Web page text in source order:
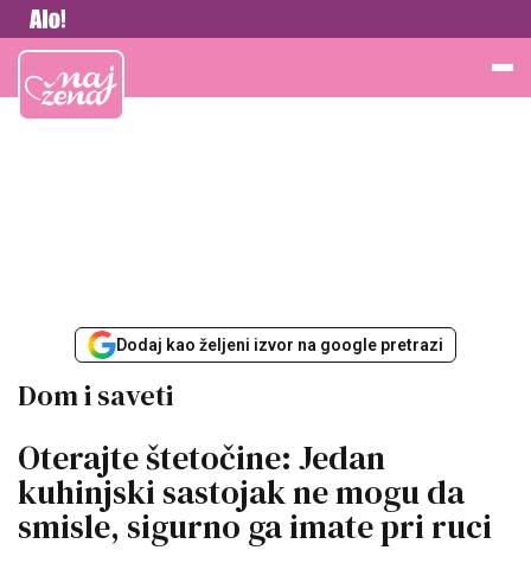
Vesti
Najžena
Dodaj kao željeni izvor na google pretrazi
Dom i saveti
Oterajte štetočine: Jedan
kuhinjski sastojak ne mogu da
smisle, sigurno ga imate pri ruci